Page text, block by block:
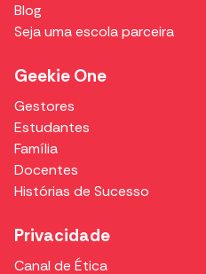
Blog
Seja uma escola parceira
Geekie One
Gestores
Estudantes
Família
Docentes
Histórias de Sucesso
Privacidade
Canal de Ética